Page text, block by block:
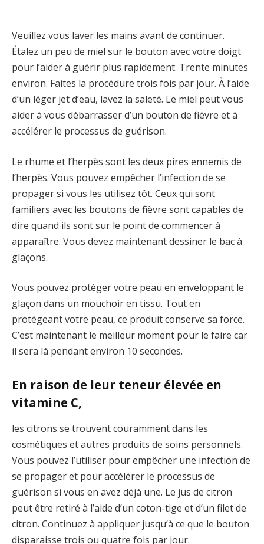
Veuillez vous laver les mains avant de continuer.
Étalez un peu de miel sur le bouton avec votre doigt
pour l’aider à guérir plus rapidement. Trente minutes
environ. Faites la procédure trois fois par jour. À l’aide
d’un léger jet d’eau, lavez la saleté. Le miel peut vous
aider à vous débarrasser d’un bouton de fièvre et à
accélérer le processus de guérison.
Le rhume et l’herpès sont les deux pires ennemis de
l’herpès. Vous pouvez empêcher l’infection de se
propager si vous les utilisez tôt. Ceux qui sont
familiers avec les boutons de fièvre sont capables de
dire quand ils sont sur le point de commencer à
apparaître. Vous devez maintenant dessiner le bac à
glaçons.
Vous pouvez protéger votre peau en enveloppant le
glaçon dans un mouchoir en tissu. Tout en
protégeant votre peau, ce produit conserve sa force.
C’est maintenant le meilleur moment pour le faire car
il sera là pendant environ 10 secondes.
En raison de leur teneur élevée en
vitamine C,
les citrons se trouvent couramment dans les
cosmétiques et autres produits de soins personnels.
Vous pouvez l’utiliser pour empêcher une infection de
se propager et pour accélérer le processus de
guérison si vous en avez déjà une. Le jus de citron
peut être retiré à l’aide d’un coton-tige et d’un filet de
citron. Continuez à appliquer jusqu’à ce que le bouton
disparaisse trois ou quatre fois par jour.